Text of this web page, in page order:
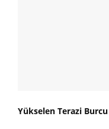
Yükselen Terazi